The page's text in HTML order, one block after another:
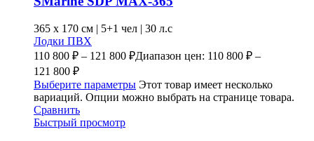
365 x 170 см | 5+1 чел | 30 л.с
Лодки ПВХ
110 800 ₽ – 121 800 ₽Диапазон цен: 110 800 ₽ –
121 800 ₽
Выберите параметры Этот товар имеет несколько
вариаций. Опции можно выбрать на странице товара.
Сравнить
Быстрый просмотр